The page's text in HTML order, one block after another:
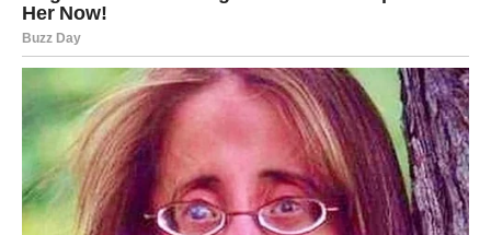
Vage u martu prolaze kroz emotivne oscilacije. Moguće
su sumnje, ali i pomirenje.
Ako si slobodan, neko ko te je povredio može pokušati da
se vrati.
Poruka:Ne vraćaj se starim obrascima bez promene.